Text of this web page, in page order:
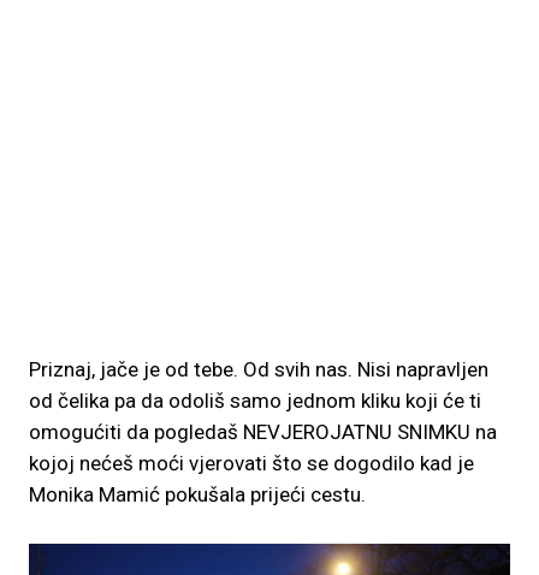
Priznaj, jače je od tebe. Od svih nas. Nisi napravljen
od čelika pa da odoliš samo jednom kliku koji će ti
omogućiti da pogledaš NEVJEROJATNU SNIMKU na
kojoj nećeš moći vjerovati što se dogodilo kad je
Monika Mamić pokušala prijeći cestu.